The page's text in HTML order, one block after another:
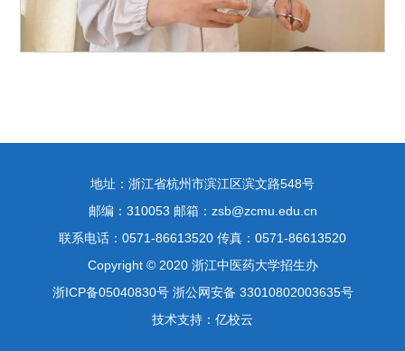
地址：浙江省杭州市滨江区滨文路548号
邮编：310053 邮箱：zsb@zcmu.edu.cn
联系电话：0571-86613520 传真：0571-86613520
Copyright © 2020 浙江中医药大学招生办
浙ICP备05040830号 浙公网安备 33010802003635号
技术支持：亿校云